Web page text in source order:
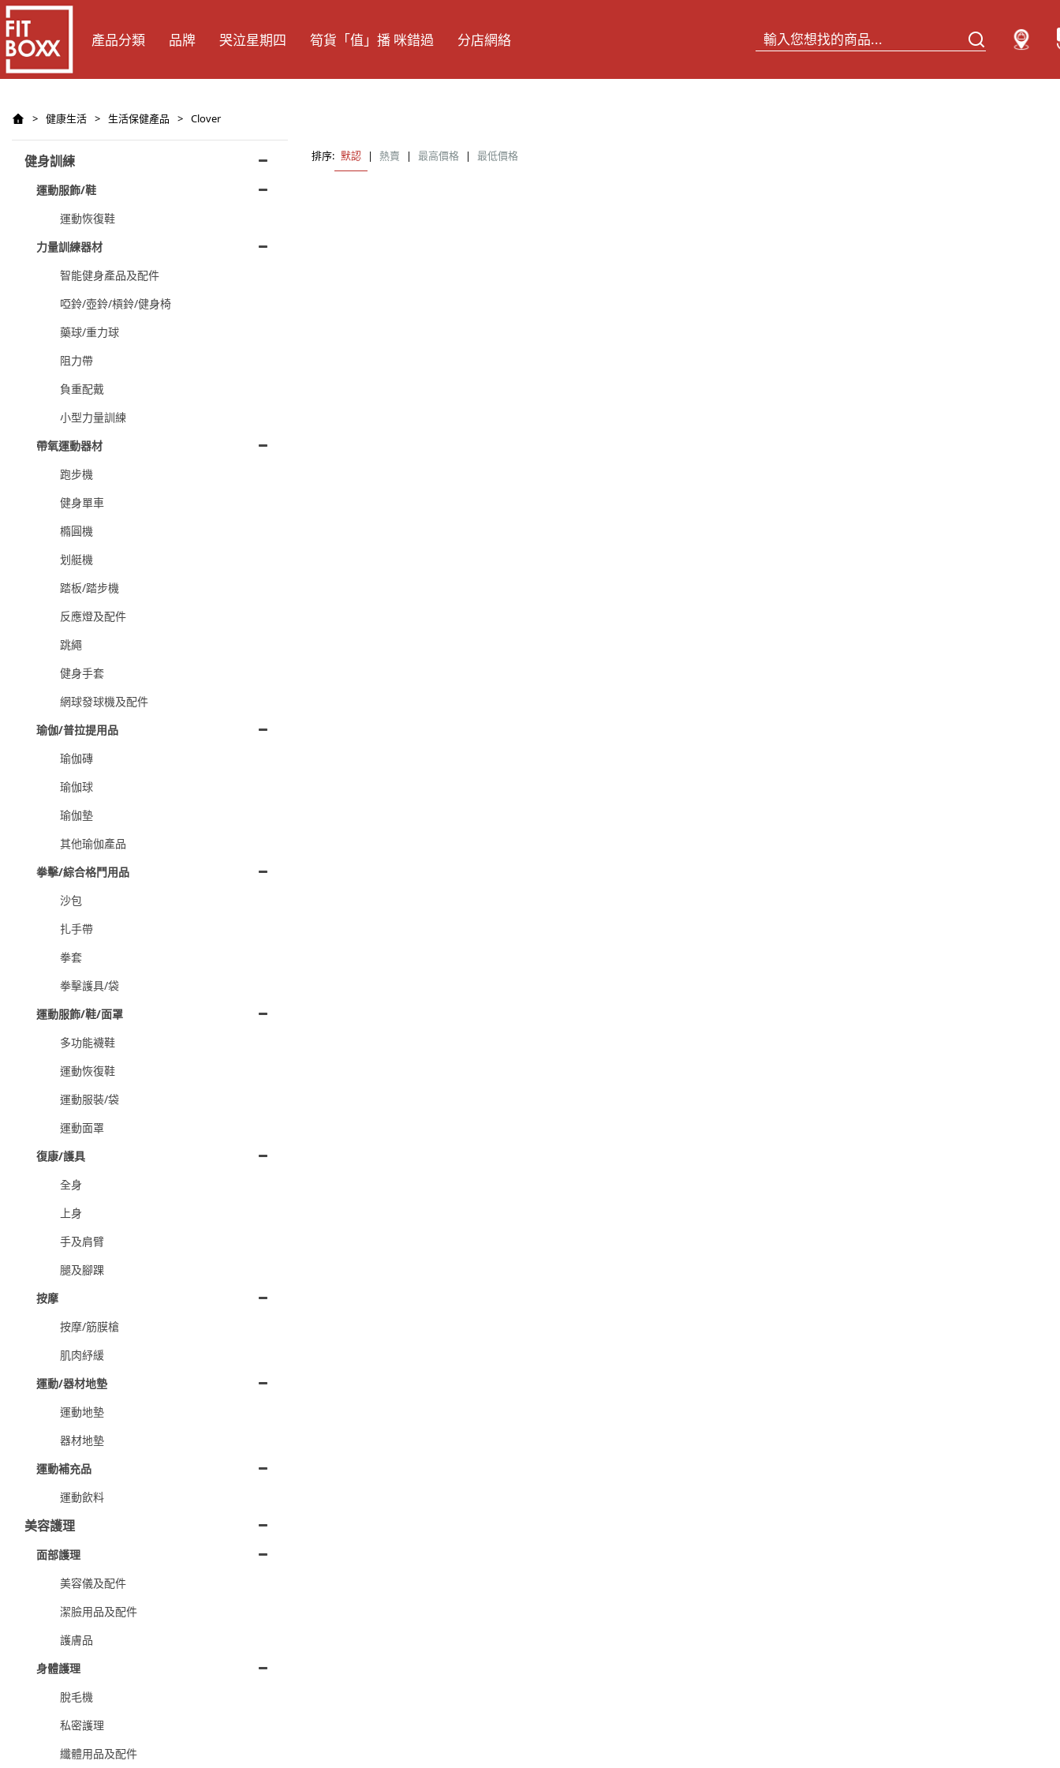
產品分類 品牌 哭泣星期四 筍貨「值」播 咪錯過 分店網絡
> 健康生活 > 生活保健產品 > Clover
健身訓練
運動服飾/鞋
運動恢復鞋
力量訓練器材
智能健身產品及配件
啞鈴/壺鈴/槓鈴/健身椅
藥球/重力球
阻力帶
負重配戴
小型力量訓練
帶氧運動器材
跑步機
健身單車
橢圓機
划艇機
踏板/踏步機
反應燈及配件
跳繩
健身手套
網球發球機及配件
瑜伽/普拉提用品
瑜伽磚
瑜伽球
瑜伽墊
其他瑜伽產品
拳擊/綜合格鬥用品
沙包
扎手帶
拳套
拳擊護具/袋
運動服飾/鞋/面罩
多功能襪鞋
運動恢復鞋
運動服裝/袋
運動面罩
復康/護具
全身
上身
手及肩臂
腿及腳踝
按摩
按摩/筋膜槍
肌肉紓緩
運動/器材地墊
運動地墊
器材地墊
運動補充品
運動飲料
美容護理
面部護理
美容儀及配件
潔臉用品及配件
護膚品
身體護理
脫毛機
私密護理
纖體用品及配件
排序: 默認 | 熱賣 | 最高價格 | 最低價格